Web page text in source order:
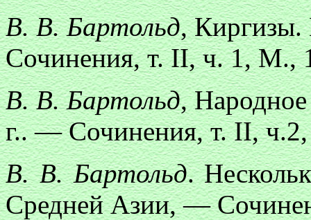
В. В. Бартольд, Киргизы.
Сочинения, т. II, ч. 1, М.,
В. В. Бартольд,
г.. — Сочинения, т. II,
В. В. Бартольд.
Средней Азии, —